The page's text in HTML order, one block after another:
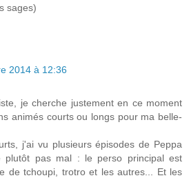
sages)
2014 à 12:36
je cherche justement en ce moment
animés courts ou longs pour ma belle-
j'ai vu plusieurs épisodes de Peppa
plutôt pas mal : le perso principal est
de tchoupi, trotro et les autres... Et les